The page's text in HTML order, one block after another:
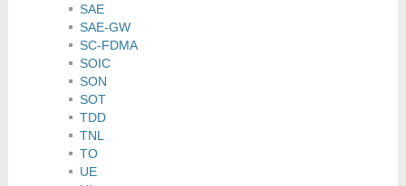
SAE
SAE-GW
SC-FDMA
SOIC
SON
SOT
TDD
TNL
TO
UE